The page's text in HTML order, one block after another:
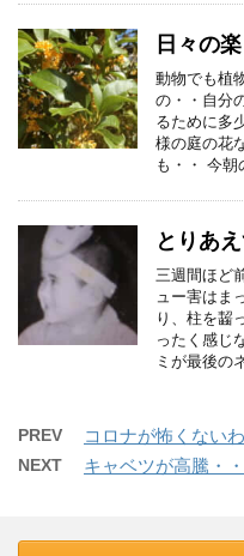
日々の
動物でも植
の・・自分
るために多
様の庭の花
も・・ 今朝
とりあ
三週間ほど
ュー害はま
り、柱を齧
ったく感じ
ミが最後の
PREV コロナが怖くない
NEXT キャベツが高騰・・